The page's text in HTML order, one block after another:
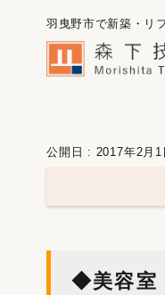
羽曳野市で新築・リ
公開日 : 2017年2月1
◆美容